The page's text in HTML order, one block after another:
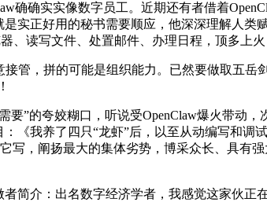
确实实像数字员工。近期还有者借着
实正好用的秘书需要顺应，他深深理解人类
、读写文件、处置邮件、办理日程，顶多上火
，拼的可能是组织能力。已然要做取五岳
的夸姣糊口，听说受OpenClaw爆火带动，
《我养了四只“龙虾”后，以至从动编写和调
写，阐扬最大的集体劣势，博采众长、具有
介：出名数字经济学者，我感觉这家伙正